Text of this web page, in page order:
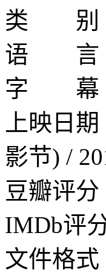
类 别
语 言
字 幕
上映日
影节) /
豆瓣评
IMDb评
文件格